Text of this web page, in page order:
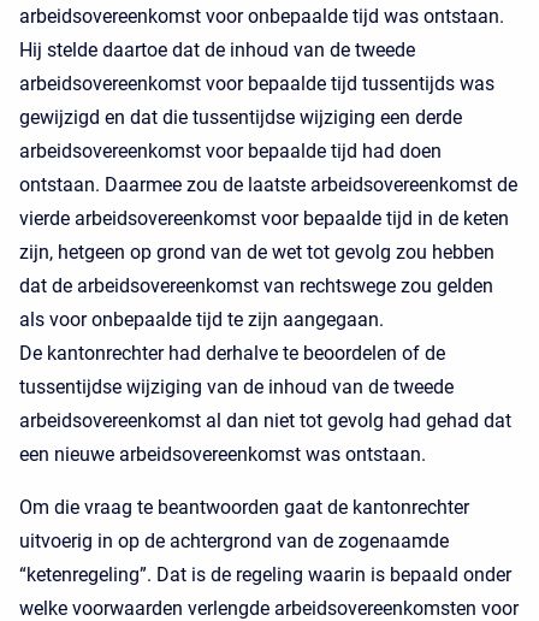
arbeidsovereenkomst voor onbepaalde tijd was ontstaan.
Hij stelde daartoe dat de inhoud van de tweede
arbeidsovereenkomst voor bepaalde tijd tussentijds was
gewijzigd en dat die tussentijdse wijziging een derde
arbeidsovereenkomst voor bepaalde tijd had doen
ontstaan. Daarmee zou de laatste arbeidsovereenkomst de
vierde arbeidsovereenkomst voor bepaalde tijd in de keten
zijn, hetgeen op grond van de wet tot gevolg zou hebben
dat de arbeidsovereenkomst van rechtswege zou gelden
als voor onbepaalde tijd te zijn aangegaan.
De kantonrechter had derhalve te beoordelen of de
tussentijdse wijziging van de inhoud van de tweede
arbeidsovereenkomst al dan niet tot gevolg had gehad dat
een nieuwe arbeidsovereenkomst was ontstaan.
Om die vraag te beantwoorden gaat de kantonrechter
uitvoerig in op de achtergrond van de zogenaamde
“ketenregeling”. Dat is de regeling waarin is bepaald onder
welke voorwaarden verlengde arbeidsovereenkomsten voor